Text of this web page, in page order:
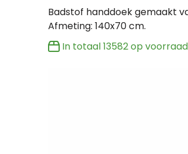
Badstof handdoek gemaakt
Afmeting: 140x70 cm.
In totaal13582op voorraad